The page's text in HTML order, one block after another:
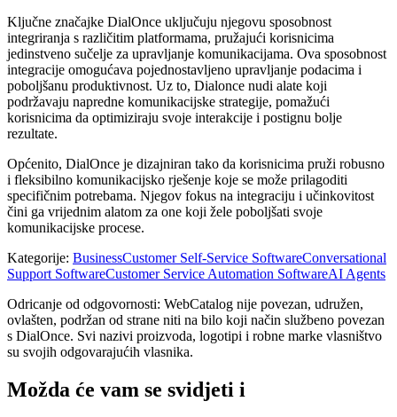
Ključne značajke DialOnce uključuju njegovu sposobnost
integriranja s različitim platformama, pružajući korisnicima
jedinstveno sučelje za upravljanje komunikacijama. Ova sposobnost
integracije omogućava pojednostavljeno upravljanje podacima i
poboljšanu produktivnost. Uz to, Dialonce nudi alate koji
podržavaju napredne komunikacijske strategije, pomažući
korisnicima da optimiziraju svoje interakcije i postignu bolje
rezultate.
Općenito, DialOnce je dizajniran tako da korisnicima pruži robusno
i fleksibilno komunikacijsko rješenje koje se može prilagoditi
specifičnim potrebama. Njegov fokus na integraciju i učinkovitost
čini ga vrijednim alatom za one koji žele poboljšati svoje
komunikacijske procese.
Kategorije: BusinessCustomer Self-Service SoftwareConversational
Support SoftwareCustomer Service Automation SoftwareAI Agents
Odricanje od odgovornosti: WebCatalog nije povezan, udružen,
ovlašten, podržan od strane niti na bilo koji način službeno povezan
s DialOnce. Svi nazivi proizvoda, logotipi i robne marke vlasništvo
su svojih odgovarajućih vlasnika.
Možda će vam se svidjeti i